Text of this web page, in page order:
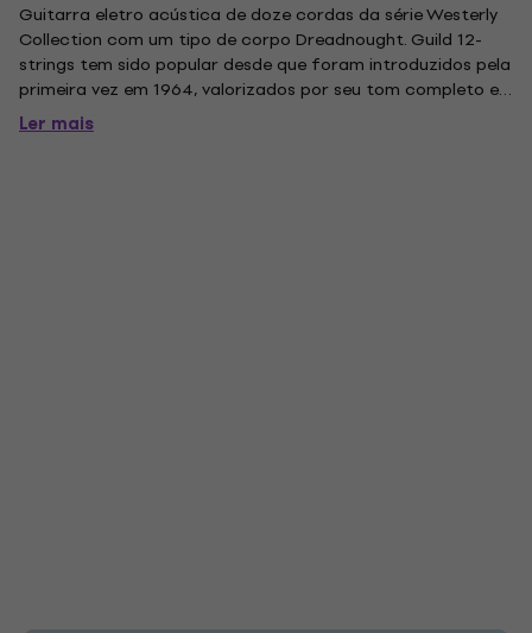
Guitarra eletro acústica de doze cordas da série Westerly
Collection com um tipo de corpo Dreadnought. Guild 12-
strings tem sido popular desde que foram introduzidos pela
primeira vez em 1964, valorizados por seu tom completo e
fácil jogabilidade. O som clássico e paralelo associado ao
Guild 12-strings oferece aos jogadores uma voz única que
Ler mais